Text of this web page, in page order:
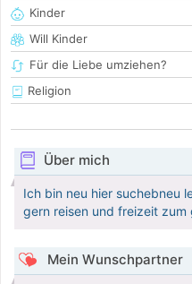
Kinder
Will Kinder
Für die Liebe umziehen?
Religion
Über mich
Ich bin neu hier suchebneu
gern reisen und freizeit zum
Mein Wunschpartner